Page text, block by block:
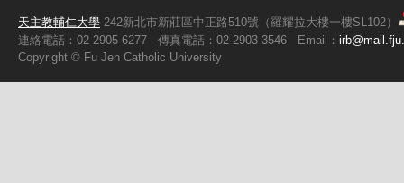
天主教輔仁大學 242新北市新莊區中正路510號（羅耀拉大樓一樓SL102）
連絡電話：02-2905-6277
傳真電話：02-2903-3546 Email：
Copyright © Fu Jen Catholic University